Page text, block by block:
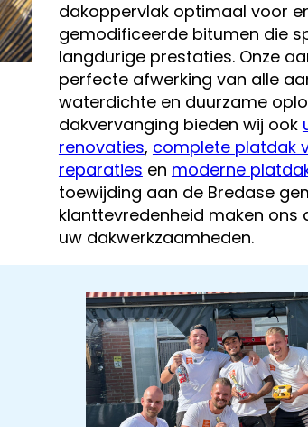
dakoppervlak optimaal voor
gemodificeerde bitumen die
langdurige prestaties. Onze
perfecte afwerking van alle
waterdichte en duurzame
dakvervanging bieden wij ook
renovaties, complete platdak
reparaties en moderne
toewijding aan de Bredase
klanttevredenheid maken
uw dakwerkzaamheden.